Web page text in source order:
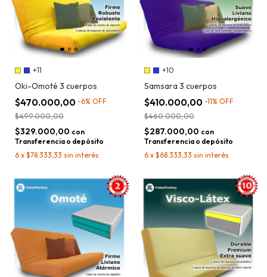
+11
Oki-Omoté 3 cuerpos
$470.000,00 -6% OFF
$499.000,00
$329.000,00 con
Transferencia o depósito
6 x $78.333,33 sin interés
+10
Samsara 3 cuerpos
$410.000,00 -11% OFF
$460.000,00
$287.000,00 con
Transferencia o depósito
6 x $68.333,33 sin interés